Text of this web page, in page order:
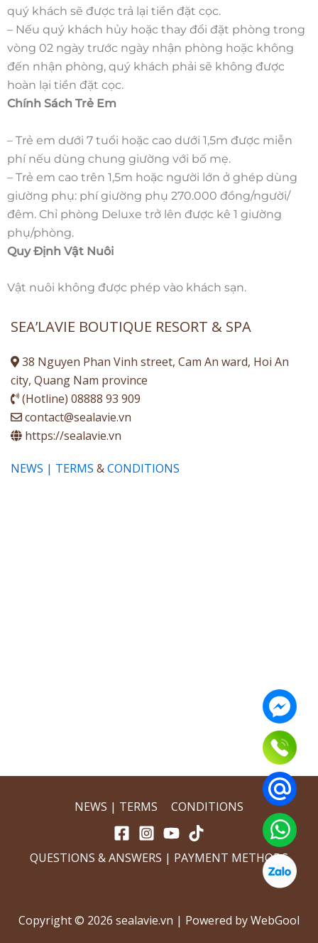
quý khách sẽ được trả lại tiền đặt cọc.
– Nếu quý khách hủy hoặc thay đổi đặt phòng trong
vòng 02 ngày trước ngày nhận phòng hoặc không
đến nhận phòng, quý khách phải sẽ không được
hoàn lại tiền đặt cọc.
Chính Sách Trẻ Em
– Trẻ em dưới 7 tuổi hoặc cao dưới 1,5m được miễn
phí nếu dùng chung giường với bố mẹ.
– Trẻ em cao trên 1,5m hoặc người lớn ở ghép dùng
giường phụ: phí giường phụ 270.000 đồng/người/
đêm. Chỉ phòng Deluxe trở lên được kê 1 giường
phụ/phòng.
Quy Định Vật Nuôi
Vật nuôi không được phép vào khách sạn.
SEA’LAVIE BOUTIQUE RESORT & SPA
38 Nguyen Phan Vinh street, Cam An ward, Hoi An
city, Quang Nam province
(Hotline) 08888 93 909
contact@sealavie.vn
https://sealavie.vn
NEWS | TERMS &CONDITIONS
NEWS | TERMS CONDITIONS
QUESTIONS & ANSWERS | PAYMENT METHODS
Copyright © 2026 sealavie.vn | Powered by WebGool